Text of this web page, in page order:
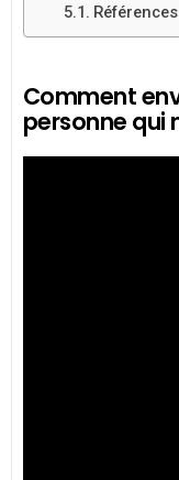
Références
Comment
personne qui